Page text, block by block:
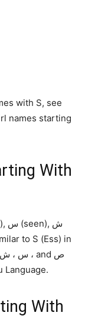
with S, see
names starting
With
Language.
With